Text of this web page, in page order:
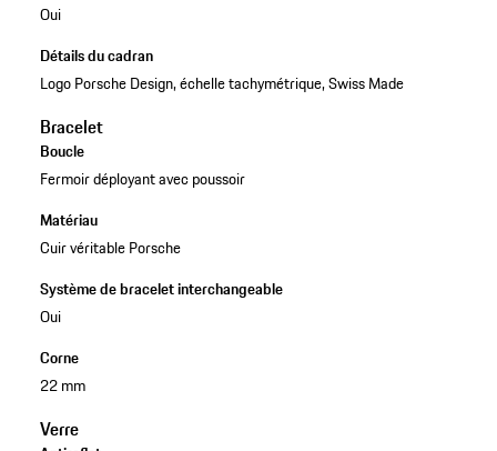
Oui
Détails du cadran
Logo Porsche Design, échelle tachymétrique, Swiss Made
Bracelet
Boucle
Fermoir déployant avec poussoir
Matériau
Cuir véritable Porsche
Système de bracelet interchangeable
Oui
Corne
22 mm
Verre